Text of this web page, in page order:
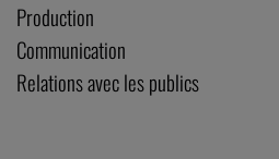
Production
Communication
Relations avec les publics